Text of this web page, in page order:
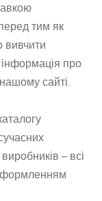
тим як
вивчити
про
сайті.
– всі